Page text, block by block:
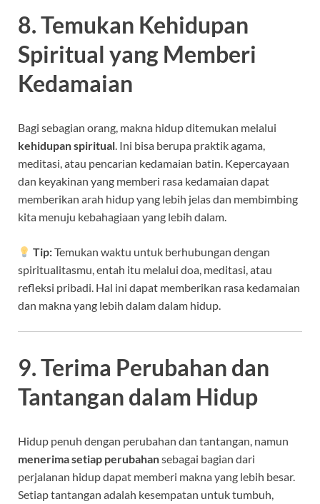
8. Temukan Kehidupan
Spiritual yang Memberi
Kedamaian
Bagi sebagian orang, makna hidup ditemukan melalui
kehidupan spiritual. Ini bisa berupa praktik agama,
meditasi, atau pencarian kedamaian batin. Kepercayaan
dan keyakinan yang memberi rasa kedamaian dapat
memberikan arah hidup yang lebih jelas dan membimbing
kita menuju kebahagiaan yang lebih dalam.
Tip:Temukan waktu untuk berhubungan dengan
spiritualitasmu, entah itu melalui doa, meditasi, atau
refleksi pribadi. Hal ini dapat memberikan rasa kedamaian
dan makna yang lebih dalam dalam hidup.
9. Terima Perubahan dan
Tantangan dalam Hidup
Hidup penuh dengan perubahan dan tantangan, namun
menerima setiap perubahansebagai bagian dari
perjalanan hidup dapat memberi makna yang lebih besar.
Setiap tantangan adalah kesempatan untuk tumbuh,